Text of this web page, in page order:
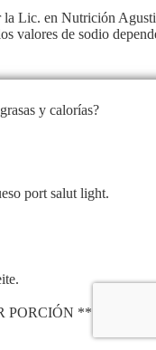
Lic. en Nutrición
valores de sodio
y calorías?
port salut light.
PORCIÓN **